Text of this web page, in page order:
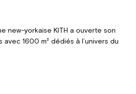
new-yorkaise KITH a ouverte son
1600 m² dédiés à l’univers du